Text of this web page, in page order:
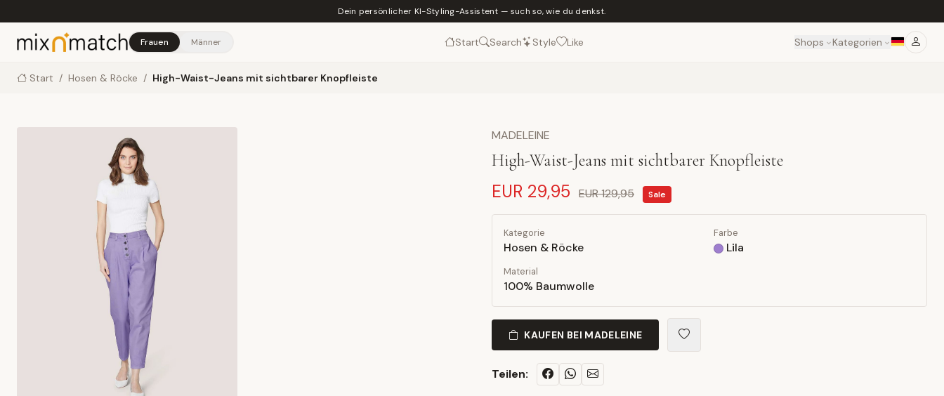
Dein persönlicher KI-Styling-Assistent — such so, wie du denkst.
Frauen Männer Start Search Style Like Shops Kategorien
Start / Hosen & Röcke / High-Waist-Jeans mit sichtbarer Knopfleiste
MADELEINE
High-Waist-Jeans mit sichtbarer Knopfleiste
EUR 29,95 EUR 129,95 Sale
Kategorie
Hosen & Röcke
Farbe
Lila
Material
100% Baumwolle
KAUFEN BEI MADELEINE
Teilen: